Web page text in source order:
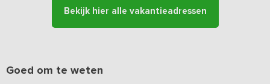
Het grote buitenterrein biedt uitkomst voor groepen die de
eigen activiteiten dag organiseren! Uiteraard is er ook een
Bekijk hier alle vakantieadressen
Goed om te weten